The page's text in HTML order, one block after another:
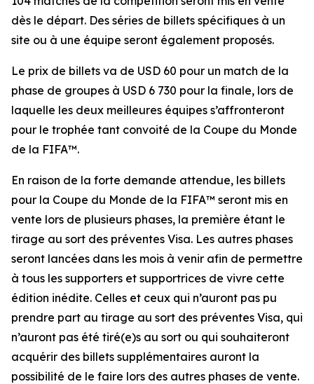
dès le départ. Des séries de billets spécifiques à un
site ou à une équipe seront également proposés.
Le prix de billets va de USD 60 pour un match de la
phase de groupes à USD 6 730 pour la finale, lors de
laquelle les deux meilleures équipes s’affronteront
pour le trophée tant convoité de la Coupe du Monde
de la FIFA™.
En raison de la forte demande attendue, les billets
pour la Coupe du Monde de la FIFA™ seront mis en
vente lors de plusieurs phases, la première étant le
tirage au sort des préventes Visa. Les autres phases
seront lancées dans les mois à venir afin de permettre
à tous les supporters et supportrices de vivre cette
édition inédite. Celles et ceux qui n’auront pas pu
prendre part au tirage au sort des préventes Visa, qui
n’auront pas été tiré(e)s au sort ou qui souhaiteront
acquérir des billets supplémentaires auront la
possibilité de le faire lors des autres phases de vente.